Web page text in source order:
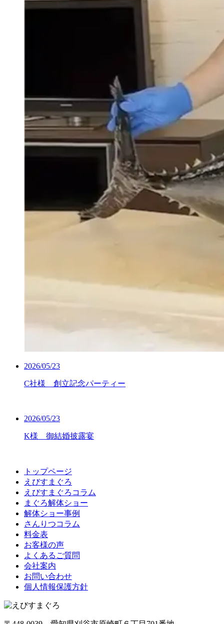
2026/05/23
C社様 創立記念パーティー
2026/05/23
K様 御結婚披露宴
トップページ
えびすまぐろ
えびすまぐろコラム
まぐろ解体ショー
解体ショー事例
さんりつコラム
料金表
お客様の声
よくあるご質問
会社案内
お問い合わせ
個人情報保護方針